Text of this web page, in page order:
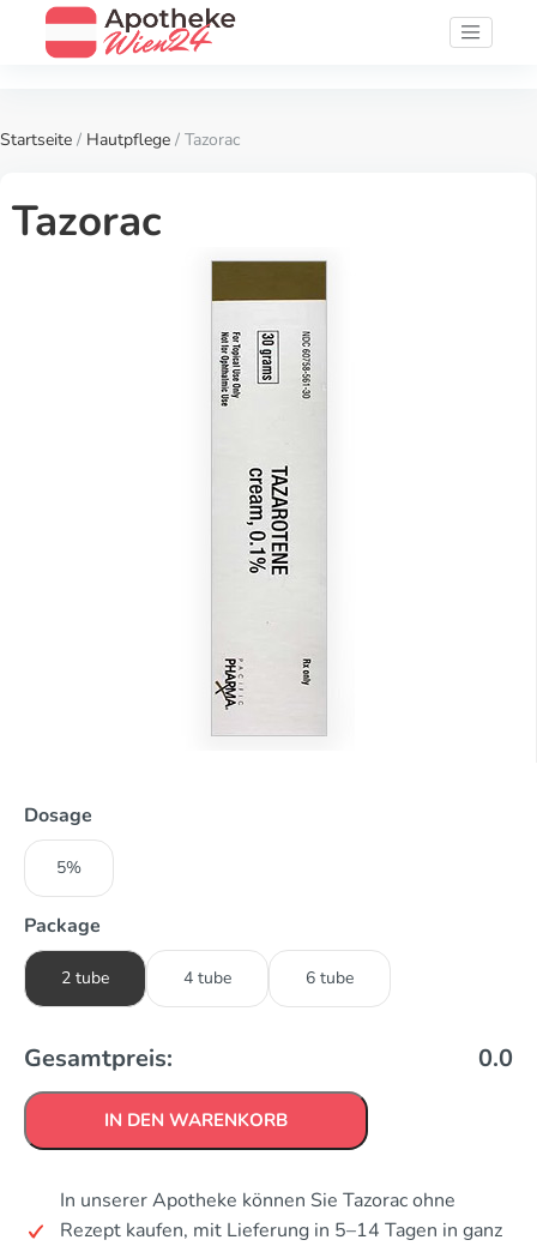
Startseite / Hautpflege / Tazorac
Tazorac
Dosage
5%
Package
2 tube 4 tube 6 tube
Gesamtpreis: 0.0
IN DEN WARENKORB
In unserer Apotheke können Sie Tazorac ohne
Rezept kaufen, mit Lieferung in 5–14 Tagen in ganz